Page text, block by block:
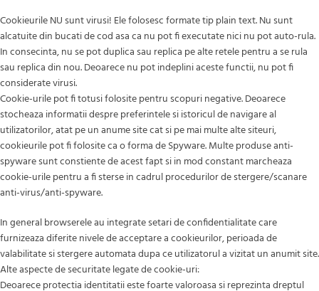
Cookieurile NU sunt virusi! Ele folosesc formate tip plain text. Nu sunt
alcatuite din bucati de cod asa ca nu pot fi executate nici nu pot auto-rula.
In consecinta, nu se pot duplica sau replica pe alte retele pentru a se rula
sau replica din nou. Deoarece nu pot indeplini aceste functii, nu pot fi
considerate virusi.
Cookie-urile pot fi totusi folosite pentru scopuri negative. Deoarece
stocheaza informatii despre preferintele si istoricul de navigare al
utilizatorilor, atat pe un anume site cat si pe mai multe alte siteuri,
cookieurile pot fi folosite ca o forma de Spyware. Multe produse anti-
spyware sunt constiente de acest fapt si in mod constant marcheaza
cookie-urile pentru a fi sterse in cadrul procedurilor de stergere/scanare
anti-virus/anti-spyware.
In general browserele au integrate setari de confidentialitate care
furnizeaza diferite nivele de acceptare a cookieurilor, perioada de
valabilitate si stergere automata dupa ce utilizatorul a vizitat un anumit site.
Alte aspecte de securitate legate de cookie-uri:
Deoarece protectia identitatii este foarte valoroasa si reprezinta dreptul